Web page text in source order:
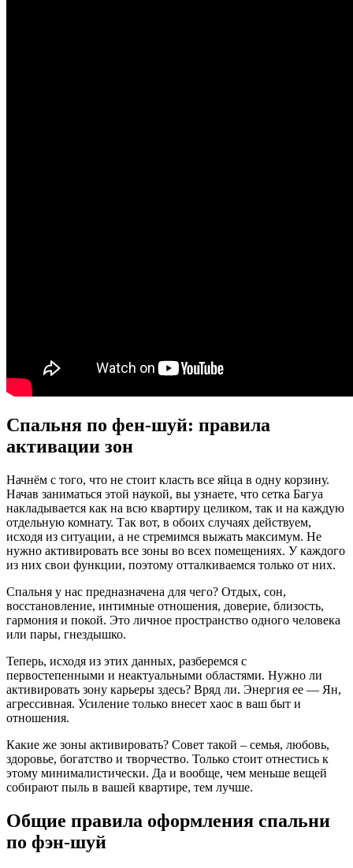
Спальня по фен-шуй: правила
активации зон
Начнём с того, что не стоит класть все яйца в одну корзину.
Начав заниматься этой наукой, вы узнаете, что сетка Багуа
накладывается как на всю квартиру целиком, так и на каждую
отдельную комнату. Так вот, в обоих случаях действуем,
исходя из ситуации, а не стремимся выжать максимум. Не
нужно активировать все зоны во всех помещениях. У каждого
из них свои функции, поэтому отталкиваемся только от них.
Спальня у нас предназначена для чего? Отдых, сон,
восстановление, интимные отношения, доверие, близость,
гармония и покой. Это личное пространство одного человека
или пары, гнездышко.
Теперь, исходя из этих данных, разберемся с
первостепенными и неактуальными областями. Нужно ли
активировать зону карьеры здесь? Вряд ли. Энергия ее — Ян,
агрессивная. Усиление только внесет хаос в ваш быт и
отношения.
Какие же зоны активировать? Совет такой – семья, любовь,
здоровье, богатство и творчество. Только стоит отнестись к
этому минималистически. Да и вообще, чем меньше вещей
собирают пыль в вашей квартире, тем лучше.
Общие правила оформления спальни
по фэн-шуй